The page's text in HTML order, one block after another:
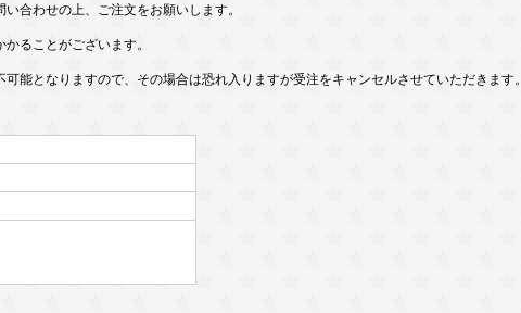
合わせの上、ご注文をお願いします。
かることがございます。
能となりますので、その場合は恐れ入りますが受注をキャンセルさせていただきます。